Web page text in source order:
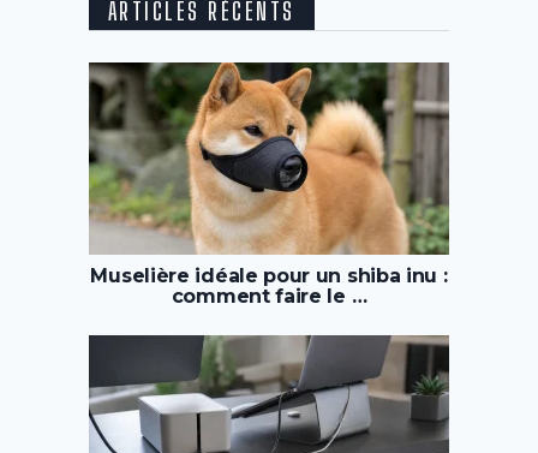
ARTICLES RÉCENTS
Muselière idéale pour un shiba inu :
comment faire le …